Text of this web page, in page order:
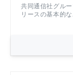
共同通信社グル
リースの基本的